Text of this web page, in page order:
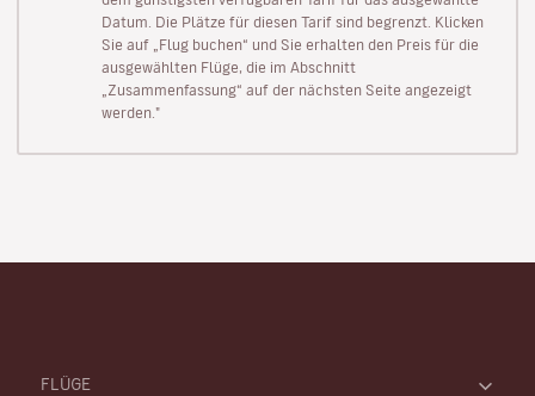
Datum. Die Plätze für diesen Tarif sind begrenzt. Klicken
Sie auf „Flug buchen“ und Sie erhalten den Preis für die
ausgewählten Flüge, die im Abschnitt
„Zusammenfassung“ auf der nächsten Seite angezeigt
werden."
FLÜGE